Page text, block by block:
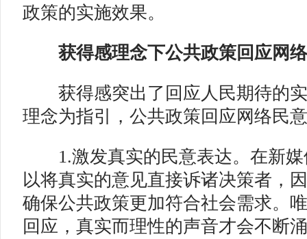
政策的实施效果。
获得感理念下公共政策回应网
获得感突出了回应人民期待的实
理念为指引，公共政策回应网络民
1.激发真实的民意表达。 在新
以将真实的意见直接诉诸决策者，
确保公共政策更加符合社会需求。
回应，真实而理性的声音才会不断